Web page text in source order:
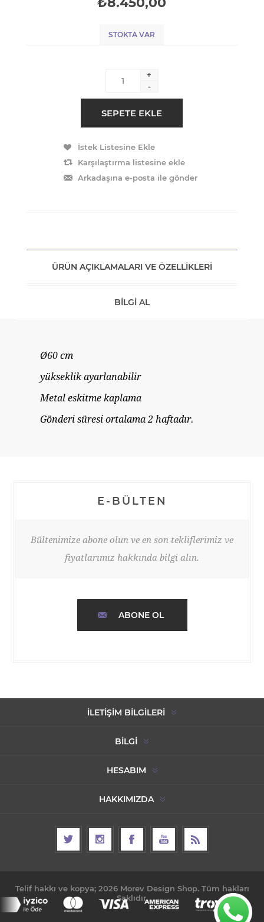
STOKTA VAR
+
-
ÜRÜN AÇIKLAMALARI VE ÖZELLIKLERI
BILGI AL
Ø60 cm
yükseklik ayarlanabilir
Metal eskitme kaplama
Gönderi süresi ortalama 2 haftadır.
E-BÜLTEN
Bültenimize abone olun ve en son tekliflerimiz ve
fiyatlarımız hakkında bilgi alın.
ABONE OL
İLETIŞIM BILGILERI
BILGI
HESABIM
HAKKIMIZDA
Telif hakkı ve kopya; 2026 Morev Design Shop. Tüm hakları
Saklıdır.